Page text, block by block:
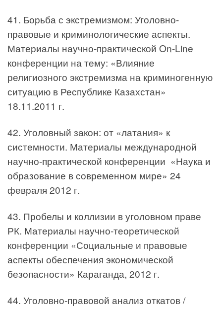
41. Борьба с экстремизмом: Уголовно-
правовые и криминологические аспекты.
Материалы научно-практической On-Line
конференции на тему: «Влияние
религиозного экстремизма на криминогенную
ситуацию в Республике Казахстан»
18.11.2011 г.
42. Уголовный закон: от «латания» к
системности. Материалы международной
научно-практической конференции «Наука и
образование в современном мире» 24
февраля 2012 г.
43. Пробелы и коллизии в уголовном праве
РК. Материалы научно-теоретической
конференции «Социальные и правовые
аспекты обеспечения экономической
безопасности» Караганда, 2012 г.
44. Уголовно-правовой анализ откатов /